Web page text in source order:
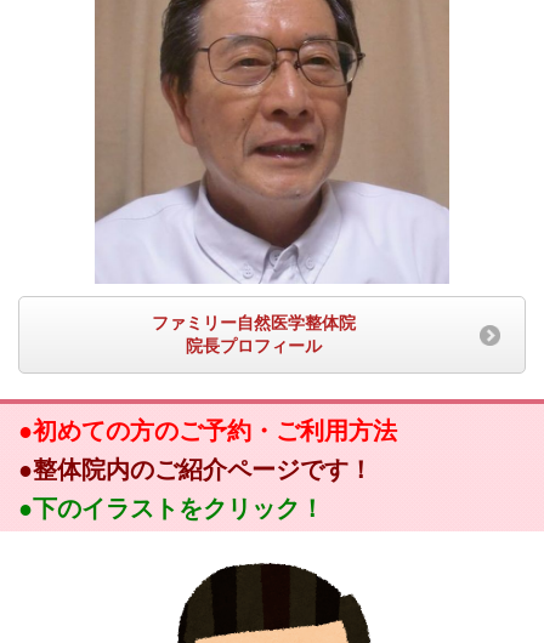
ファミリー自然医学整体院
院長プロフィール
●初めての方のご予約・ご利用方法
●整体院内のご紹介ページです！
●下のイラストをクリック！